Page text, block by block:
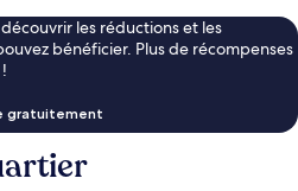
les réductions et les
bénéficier. Plus de récompenses
gratuitement